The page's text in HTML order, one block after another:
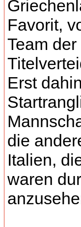
Favorit,
Team
Erst
die
Italien,
waren